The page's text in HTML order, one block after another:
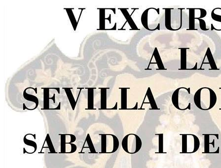
El traslado cada siete años
¿Cuales son los actos principales que se celebran en el
Rocío?
Quiero hacer el camino,¿que tengo que hacer?
En el Rocío, ¿dónde me alojo?